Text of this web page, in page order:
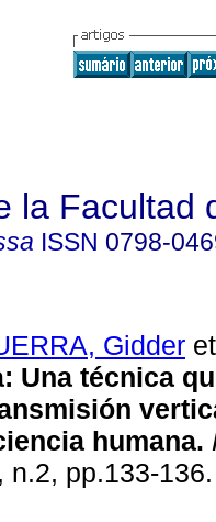
la Facultad
ISSN 0798-
Gidder
: Una técnica
humana.
n.2, pp.133-